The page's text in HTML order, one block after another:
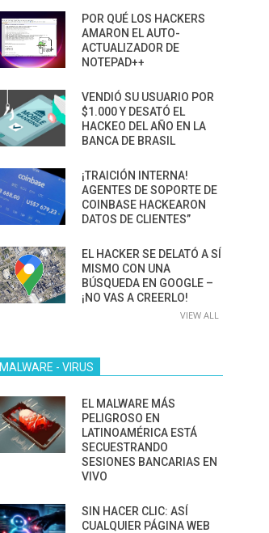
POR QUÉ LOS HACKERS
AMARON EL AUTO-
ACTUALIZADOR DE
NOTEPAD++
VENDIÓ SU USUARIO POR
$1.000 Y DESATÓ EL
HACKEO DEL AÑO EN LA
BANCA DE BRASIL
¡TRAICIÓN INTERNA!
AGENTES DE SOPORTE DE
COINBASE HACKEARON
DATOS DE CLIENTES”
EL HACKER SE DELATÓ A SÍ
MISMO CON UNA
BÚSQUEDA EN GOOGLE –
¡NO VAS A CREERLO!
VIEW ALL
MALWARE - VIRUS
EL MALWARE MÁS
PELIGROSO EN
LATINOAMÉRICA ESTÁ
SECUESTRANDO
SESIONES BANCARIAS EN
VIVO
SIN HACER CLIC: ASÍ
CUALQUIER PÁGINA WEB